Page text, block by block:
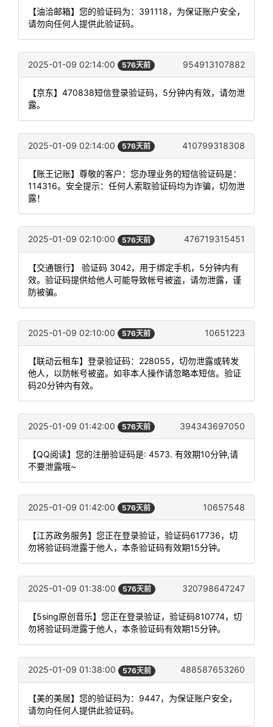
【油洽邮箱】您的验证码为：391118，为保证账户安全，
请勿向任何人提供此验证码。
2025-01-09 02:14:00 576天前 954913107882
【京东】470838短信登录验证码，5分钟内有效，请勿泄
露。
2025-01-09 02:14:00 576天前 410799318308
【账王记账】尊敬的客户：您办理业务的短信验证码是：
114316。安全提示：任何人索取验证码均为诈骗，切勿泄
露！
2025-01-09 02:10:00 576天前 476719315451
【交通银行】 验证码 3042，用于绑定手机，5分钟内有
效。验证码提供给他人可能导致帐号被盗，请勿泄露，谨
防被骗。
2025-01-09 02:10:00 576天前 10651223
【联动云租车】登录验证码：228055，切勿泄露或转发
他人，以防帐号被盗。如非本人操作请忽略本短信。验证
码20分钟内有效。
2025-01-09 01:42:00 576天前 394343697050
【QQ阅读】您的注册验证码是: 4573. 有效期10分钟,请
不要泄露哦~
2025-01-09 01:42:00 576天前 10657548
【江苏政务服务】您正在登录验证，验证码617736，切
勿将验证码泄露于他人，本条验证码有效期15分钟。
2025-01-09 01:38:00 576天前 320798647247
【5sing原创音乐】您正在登录验证，验证码810774，切
勿将验证码泄露于他人，本条验证码有效期15分钟。
2025-01-09 01:38:00 576天前 488587653260
【美的美居】您的验证码为：9447，为保证账户安全，
请勿向任何人提供此验证码。